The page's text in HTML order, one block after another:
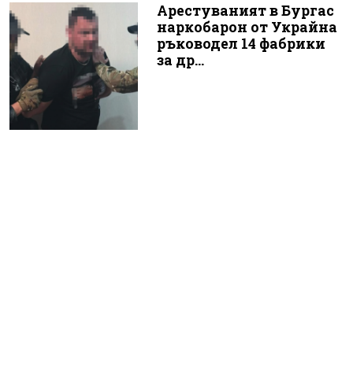
Арестуваният в Бургас
наркобарон от Украйна
ръководел 14 фабрики
за др...